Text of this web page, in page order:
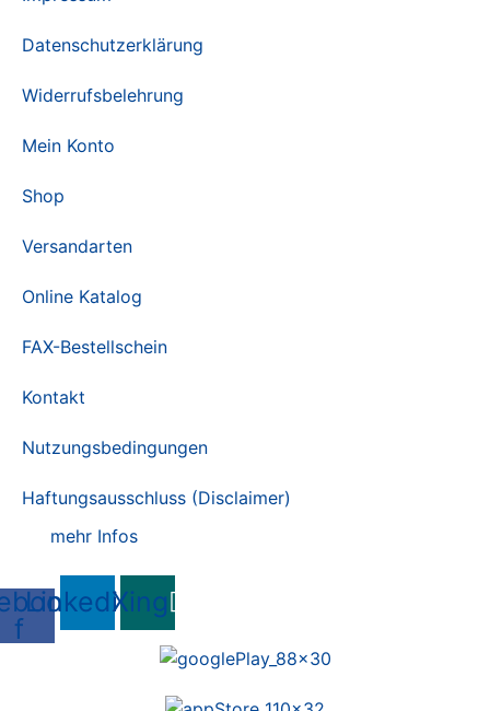
Datenschutzerklärung
Widerrufsbelehrung
Mein Konto
Shop
Versandarten
Online Katalog
FAX-Bestellschein
Kontakt
Nutzungsbedingungen
Haftungsausschluss (Disclaimer)
mehr Infos
f
LinkedinXing